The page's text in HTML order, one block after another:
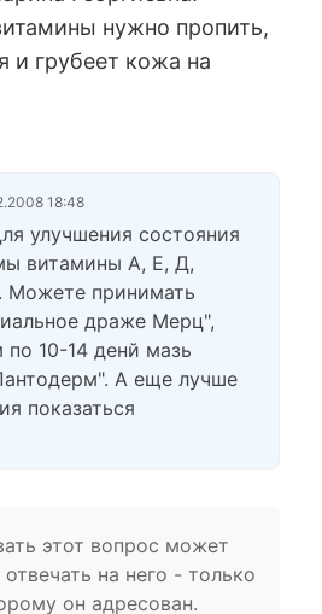
нужно пропить,
и грубеет кожа на
18:48
улучшения состояния
витамины А, Е, Д,
Можете принимать
драже Мерц",
10-14 денй мазь
А еще лучше
показаться
этот вопрос может
на него - только
он адресован.